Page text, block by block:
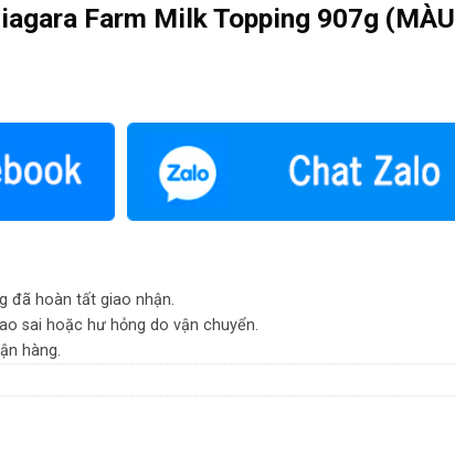
Farm Milk Topping 907g (MÀU
đã hoàn tất giao nhận.
sai hoặc hư hỏng do vận chuyển.
hàng.